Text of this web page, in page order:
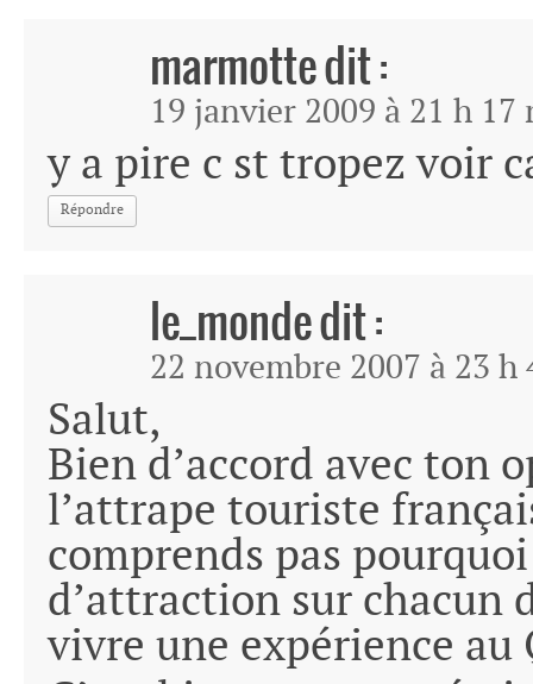
marmottedit :
19 janvier 2009 à 21 h 17
y a pire c st tropez voir
Répondre
le_mondedit :
22 novembre 2007 à 23 h
Salut,
Bien d’accord avec ton
l’attrape touriste
comprends pas
d’attraction sur chacun
vivre une expérience au